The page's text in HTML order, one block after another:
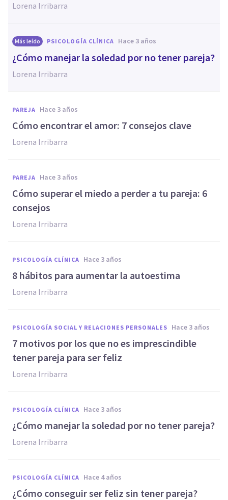
Lorena Irribarra
Más leído PSICOLOGÍA CLÍNICA hace 3 años
¿Cómo manejar la soledad por no tener pareja?
Lorena Irribarra
PAREJA hace 3 años
Cómo encontrar el amor: 7 consejos clave
Lorena Irribarra
PAREJA hace 3 años
Cómo superar el miedo a perder a tu pareja: 6
consejos
Lorena Irribarra
PSICOLOGÍA CLÍNICA hace 3 años
8 hábitos para aumentar la autoestima
Lorena Irribarra
PSICOLOGÍA SOCIAL Y RELACIONES PERSONALES hace 3 años
7 motivos por los que no es imprescindible
tener pareja para ser feliz
Lorena Irribarra
PSICOLOGÍA CLÍNICA hace 3 años
¿Cómo manejar la soledad por no tener pareja?
Lorena Irribarra
PSICOLOGÍA CLÍNICA hace 4 años
¿Cómo conseguir ser feliz sin tener pareja?